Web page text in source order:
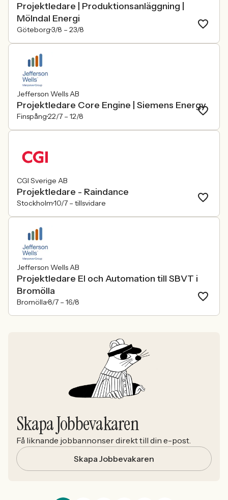
Projektledare | Produktionsanläggning |
Mölndal Energi
Göteborg3/8 – 23/8
Jefferson Wells AB
Projektledare Core Engine | Siemens Energy
Finspång22/7 – 12/8
CGI Sverige AB
Projektledare - Raindance
Stockholm10/7 – tillsvidare
Jefferson Wells AB
Projektledare El och Automation till SBVT i
Bromölla
Bromölla8/7 – 16/8
Skapa Jobbevakaren
Få liknande jobbannonser direkt till din e-post.
Skapa Jobbevakaren